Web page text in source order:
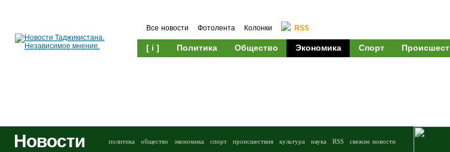
Все новости Фотолента Колонки RSS
[ i ] Политика Общество Экономика Спорт
Новости политика общество экономика спорт происшествия культура наука RSS свежие новости